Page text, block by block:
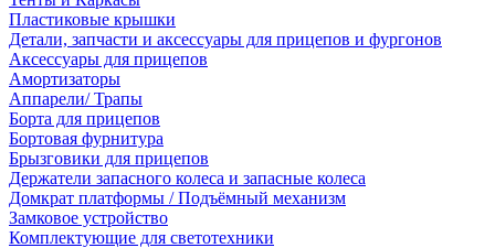
Пластиковые крышки
Детали, запчасти и аксессуары для прицепов и фургонов
Аксессуары для прицепов
Амортизаторы
Аппарели/ Трапы
Борта для прицепов
Бортовая фурнитура
Брызговики для прицепов
Держатели запасного колеса и запасные колеса
Домкрат платформы / Подъёмный механизм
Замковое устройство
Комплектующие для светотехники